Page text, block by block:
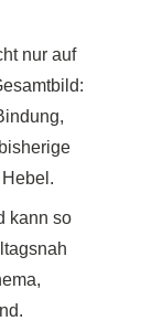
nur auf
kann so